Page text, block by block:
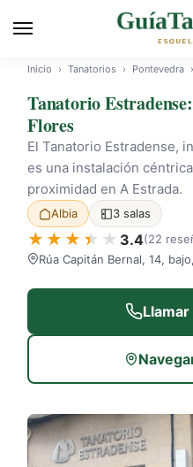
Inicio › Tanatorios › Pontevedra ›
Tanatorio
Flores
El Tanatorio Estradense,
es una instalación
proximidad en A Estrada.
Albia 3 salas
3.4(22
Rúa Capitán Bernal, 14,